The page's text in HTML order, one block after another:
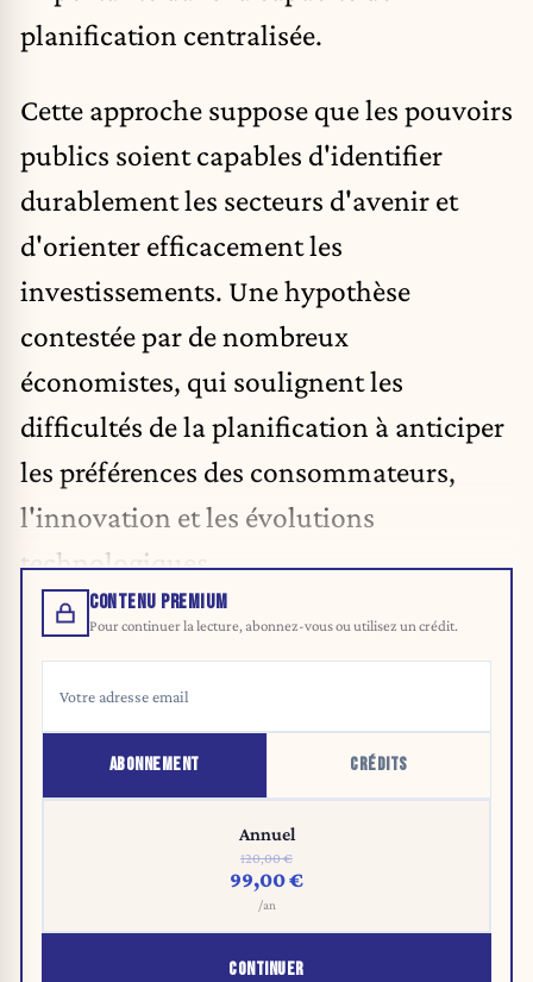
planification centralisée.
Cette approche suppose que les pouvoirs
publics soient capables d'identifier
durablement les secteurs d'avenir et
d'orienter efficacement les
investissements. Une hypothèse
contestée par de nombreux
économistes, qui soulignent les
difficultés de la planification à anticiper
les préférences des consommateurs,
l'innovation et les évolutions
technologiques.
CONTENU PREMIUM
Pour continuer la lecture, abonnez-vous ou utilisez un crédit.
ABONNEMENT CRÉDITS
Annuel
120,00 €
99,00 €
/an
CONTINUER